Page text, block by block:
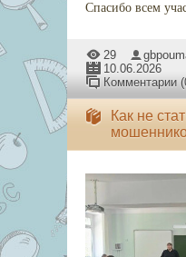
Спасибо всем
29
10.06.2026
Комментарии
Как не